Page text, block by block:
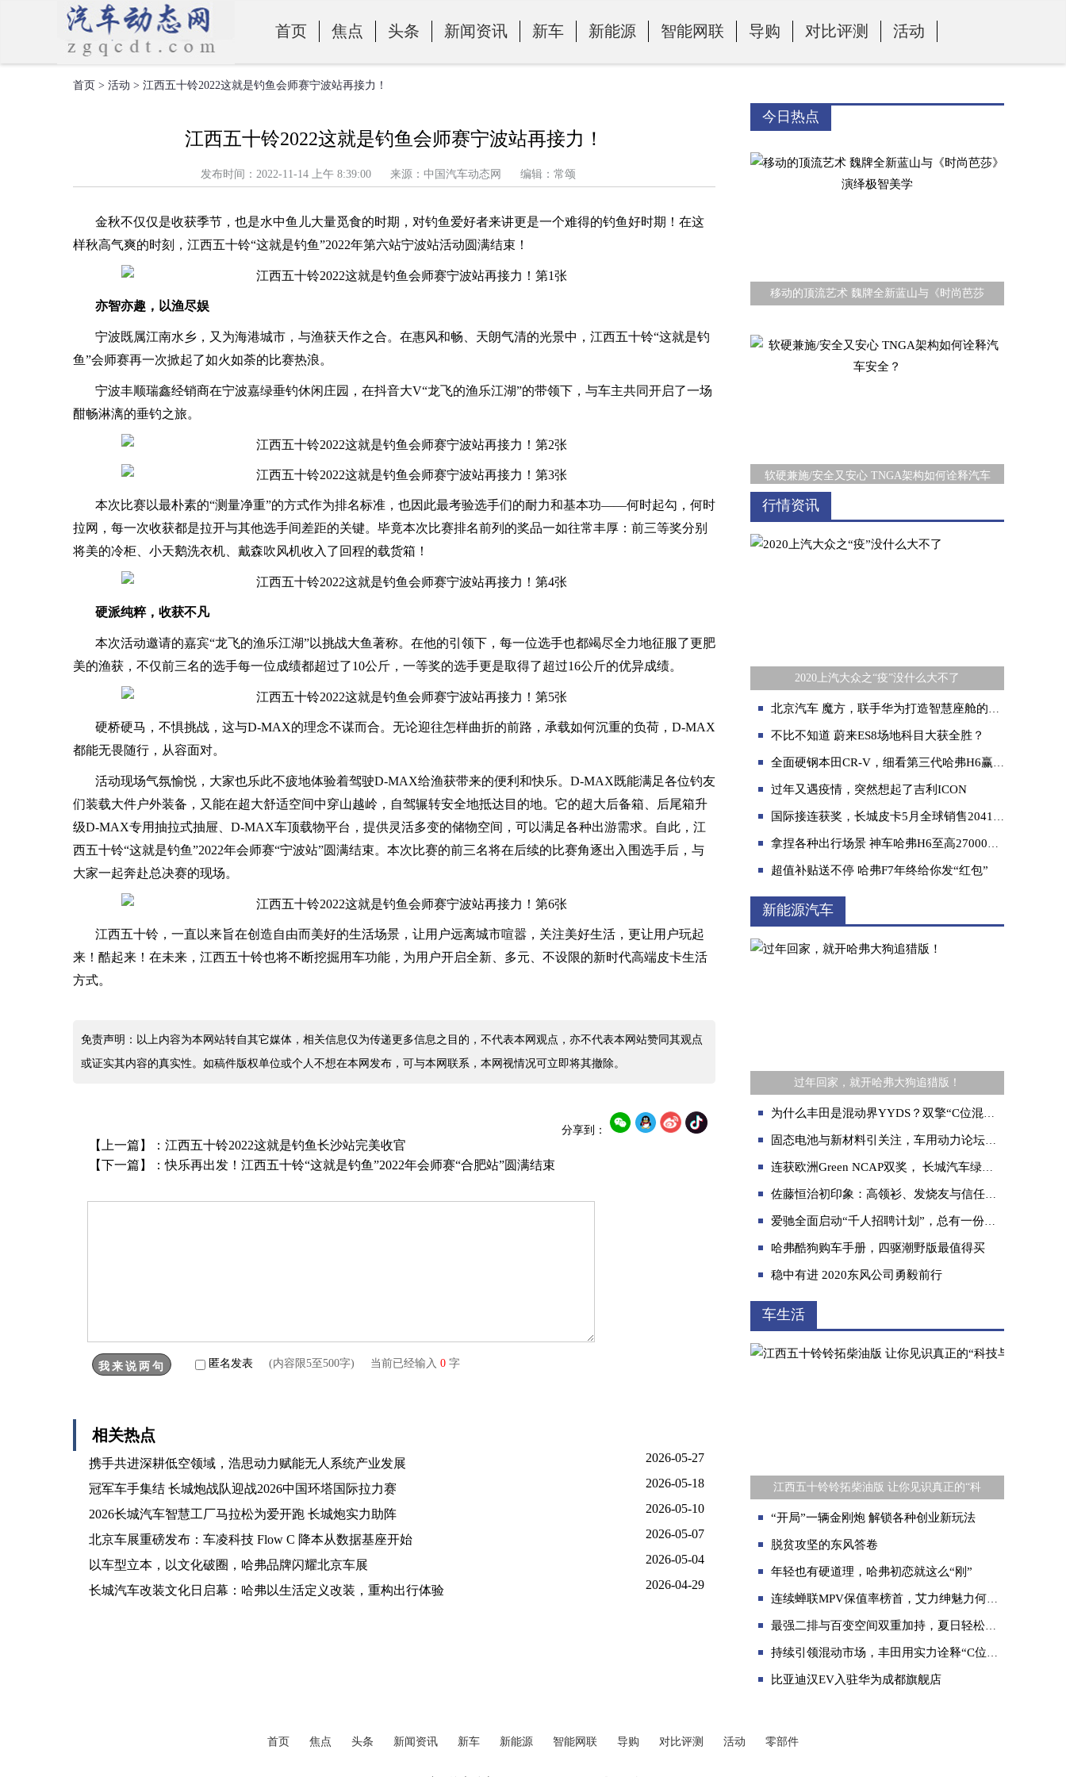
首页 焦点 头条 新闻资讯 新车 新能源 智能网联 导购 对比评测 活动
零部件
首页 > 活动 > 江西五十铃2022这就是钓鱼会师赛宁波站再接力！
江西五十铃2022这就是钓鱼会师赛宁波站再接力！
发布时间：2022-11-14 上午 8:39:00 来源：中国汽车动态网 编辑：常颂
金秋不仅仅是收获季节，也是水中鱼儿大量觅食的时期，对钓鱼爱好者来讲更是一个难得的钓鱼好时期！在这
样秋高气爽的时刻，江西五十铃“这就是钓鱼”2022年第六站宁波站活动圆满结束！
亦智亦趣，以渔尽娱
宁波既属江南水乡，又为海港城市，与渔获天作之合。在惠风和畅、天朗气清的光景中，江西五十铃“这就是钓
鱼”会师赛再一次掀起了如火如荼的比赛热浪。
宁波丰顺瑞鑫经销商在宁波嘉绿垂钓休闲庄园，在抖音大V“龙飞的渔乐江湖”的带领下，与车主共同开启了一场
酣畅淋漓的垂钓之旅。
本次比赛以最朴素的“测量净重”的方式作为排名标准，也因此最考验选手们的耐力和基本功——何时起勾，何时
拉网，每一次收获都是拉开与其他选手间差距的关键。毕竟本次比赛排名前列的奖品一如往常丰厚：前三等奖分别
将美的冷柜、小天鹅洗衣机、戴森吹风机收入了回程的载货箱！
硬派纯粹，收获不凡
本次活动邀请的嘉宾“龙飞的渔乐江湖”以挑战大鱼著称。在他的引领下，每一位选手也都竭尽全力地征服了更肥
美的渔获，不仅前三名的选手每一位成绩都超过了10公斤，一等奖的选手更是取得了超过16公斤的优异成绩。
硬桥硬马，不惧挑战，这与D-MAX的理念不谋而合。无论迎往怎样曲折的前路，承载如何沉重的负荷，D-MAX
都能无畏随行，从容面对。
活动现场气氛愉悦，大家也乐此不疲地体验着驾驶D-MAX给渔获带来的便利和快乐。D-MAX既能满足各位钓友
们装载大件户外装备，又能在超大舒适空间中穿山越岭，自驾辗转安全地抵达目的地。它的超大后备箱、后尾箱升
级D-MAX专用抽拉式抽屉、D-MAX车顶载物平台，提供灵活多变的储物空间，可以满足各种出游需求。自此，江
西五十铃“这就是钓鱼”2022年会师赛“宁波站”圆满结束。本次比赛的前三名将在后续的比赛角逐出入围选手后，与
大家一起奔赴总决赛的现场。
江西五十铃，一直以来旨在创造自由而美好的生活场景，让用户远离城市喧嚣，关注美好生活，更让用户玩起
来！酷起来！在未来，江西五十铃也将不断挖掘用车功能，为用户开启全新、多元、不设限的新时代高端皮卡生活
方式。
免责声明：以上内容为本网站转自其它媒体，相关信息仅为传递更多信息之目的，不代表本网观点，亦不代表本网站赞同其观点
或证实其内容的真实性。如稿件版权单位或个人不想在本网发布，可与本网联系，本网视情况可立即将其撤除。
分享到：
【上一篇】： 江西五十铃2022这就是钓鱼长沙站完美收官
【下一篇】：快乐再出发！江西五十铃“这就是钓鱼”2022年会师赛“合肥站”圆满结束
匿名发表 (内容限5至500字) 当前已经输入 0 字
相关热点
携手共进深耕低空领域，浩思动力赋能无人系统产业发展 2026-05-27
冠军车手集结 长城炮战队迎战2026中国环塔国际拉力赛 2026-05-18
2026长城汽车智慧工厂马拉松为爱开跑 长城炮实力助阵 2026-05-10
北京车展重磅发布：车凌科技 Flow C 降本从数据基座开始 2026-05-07
以车型立本，以文化破圈，哈弗品牌闪耀北京车展 2026-05-04
长城汽车改装文化日启幕：哈弗以生活定义改装，重构出行体验 2026-04-29
今日热点
移动的顶流艺术 魏牌全新蓝山与《时尚芭莎
软硬兼施/安全又安心 TNGA架构如何诠释汽车
长城皮卡1-6月全球销量超9万辆 以实力献礼
行情资讯
2020上汽大众之“疫”没什么大不了
北京汽车 魔方，联手华为打造智慧座舱的终极模式
不比不知道 蔚来ES8场地科目大获全胜？
全面硬钢本田CR-V，细看第三代哈弗H6赢在哪里？
过年又遇疫情，突然想起了吉利ICON
国际接连获奖，长城皮卡5月全球销售20418台
拿捏各种出行场景 神车哈弗H6至高27000元优惠
超值补贴送不停 哈弗F7年终给你发“红包”
新能源汽车
过年回家，就开哈弗大狗追猎版！
为什么丰田是混动界YYDS？双擎“C位混动”了解一下
固态电池与新材料引关注，车用动力论坛分会场聚焦电池技术新突破
连获欧洲Green NCAP双奖， 长城汽车绿色可持续发展再添硕果
佐藤恒治初印象：高领衫、发烧友与信任先生
爱驰全面启动“千人招聘计划”，总有一份适合你的高薪岗位
哈弗酷狗购车手册，四驱潮野版最值得买
稳中有进 2020东风公司勇毅前行
车生活
江西五十铃铃拓柴油版 让你见识真正的“科
“开局”一辆金刚炮 解锁各种创业新玩法
脱贫攻坚的东风答卷
年轻也有硬道理，哈弗初恋就这么“刚”
连续蝉联MPV保值率榜首，艾力绅魅力何在？
最强二排与百变空间双重加持，夏日轻松出游，风行游艇就够
持续引领混动市场，丰田用实力诠释“C位混动”
比亚迪汉EV入驻华为成都旗舰店
首页 焦点 头条 新闻资讯 新车 新能源 智能网联 导购 对比评测 活动 零部件